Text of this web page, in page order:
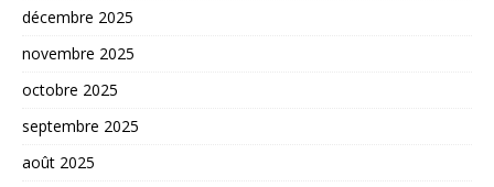
décembre 2025
novembre 2025
octobre 2025
septembre 2025
août 2025